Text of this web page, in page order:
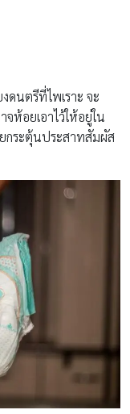
ดนตรีที่ไพเราะ จะ
ห้อยเอาไว้ให้อยู่ใน
กระตุ้นประสาทสัมผัส